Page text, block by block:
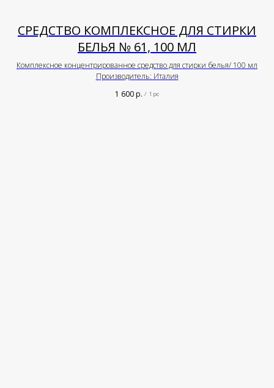
СРЕДСТВО КОМПЛЕКСНОЕ ДЛЯ СТИРКИ
БЕЛЬЯ № 61, 100 МЛ
Комплексное концентрированное средство для стирки белья/ 100 мл
Производитель: Италия
1 600р. / 1 pc